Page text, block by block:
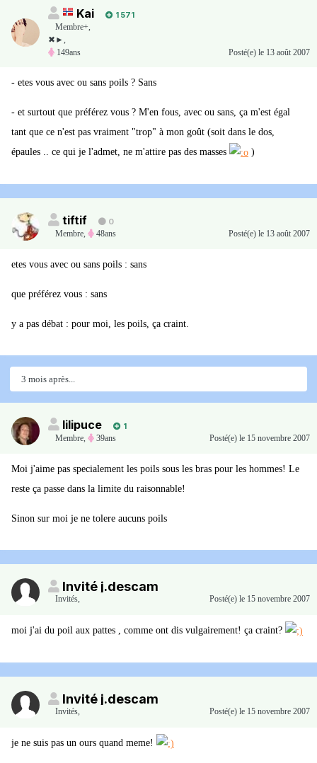
Kai
1 571
Membre+,
✖►,
149ans
Posté(e) le 13 août 2007
- etes vous avec ou sans poils ? Sans
- et surtout que préférez vous ? M'en fous, avec ou sans, ça m'est égal
tant que ce n'est pas vraiment "trop" à mon goût (soit dans le dos,
épaules .. ce qui je l'admet, ne m'attire pas des masses
)
tiftif
0
Membre, 48ans Posté(e) le 13 août 2007
etes vous avec ou sans poils : sans
que préférez vous : sans
y a pas débat : pour moi, les poils, ça craint.
3 mois après...
lilipuce
1
Membre, 39ans Posté(e) le 15 novembre 2007
Moi j'aime pas specialement les poils sous les bras pour les hommes! Le
reste ça passe dans la limite du raisonnable!
Sinon sur moi je ne tolere aucuns poils
Invité j.descam
Invités, Posté(e) le 15 novembre 2007
moi j'ai du poil aux pattes , comme ont dis vulgairement! ça craint?
Invité j.descam
Invités, Posté(e) le 15 novembre 2007
je ne suis pas un ours quand meme!